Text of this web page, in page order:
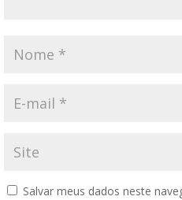
Salvar meus dados neste